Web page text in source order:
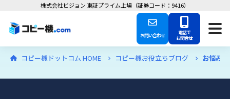
株式会社ビジョン 東証プライム上場（証券コード：9416）
お問い合わせ 電話で
お問合せ
コピー機ドットコム HOME コピー機お役立ちブログ お悩み